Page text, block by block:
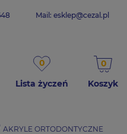
Mail: esklep@cezal.pl
0
Lista życzeń
0
Koszyk
AKRYLE ORTODONTYCZNE